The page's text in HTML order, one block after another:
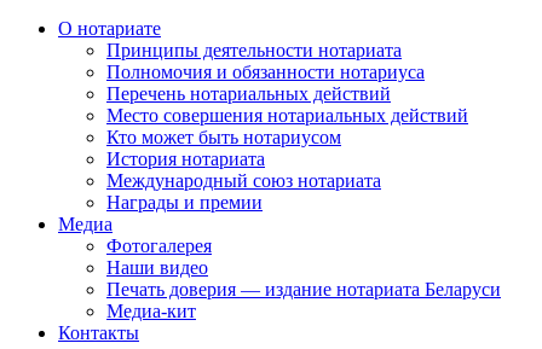
О нотариате
Принципы деятельности нотариата
Полномочия и обязанности нотариуса
Перечень нотариальных действий
Место совершения нотариальных действий
Кто может быть нотариусом
История нотариата
Международный союз нотариата
Награды и премии
Медиа
Фотогалерея
Наши видео
Печать доверия — издание нотариата Беларуси
Медиа-кит
Контакты